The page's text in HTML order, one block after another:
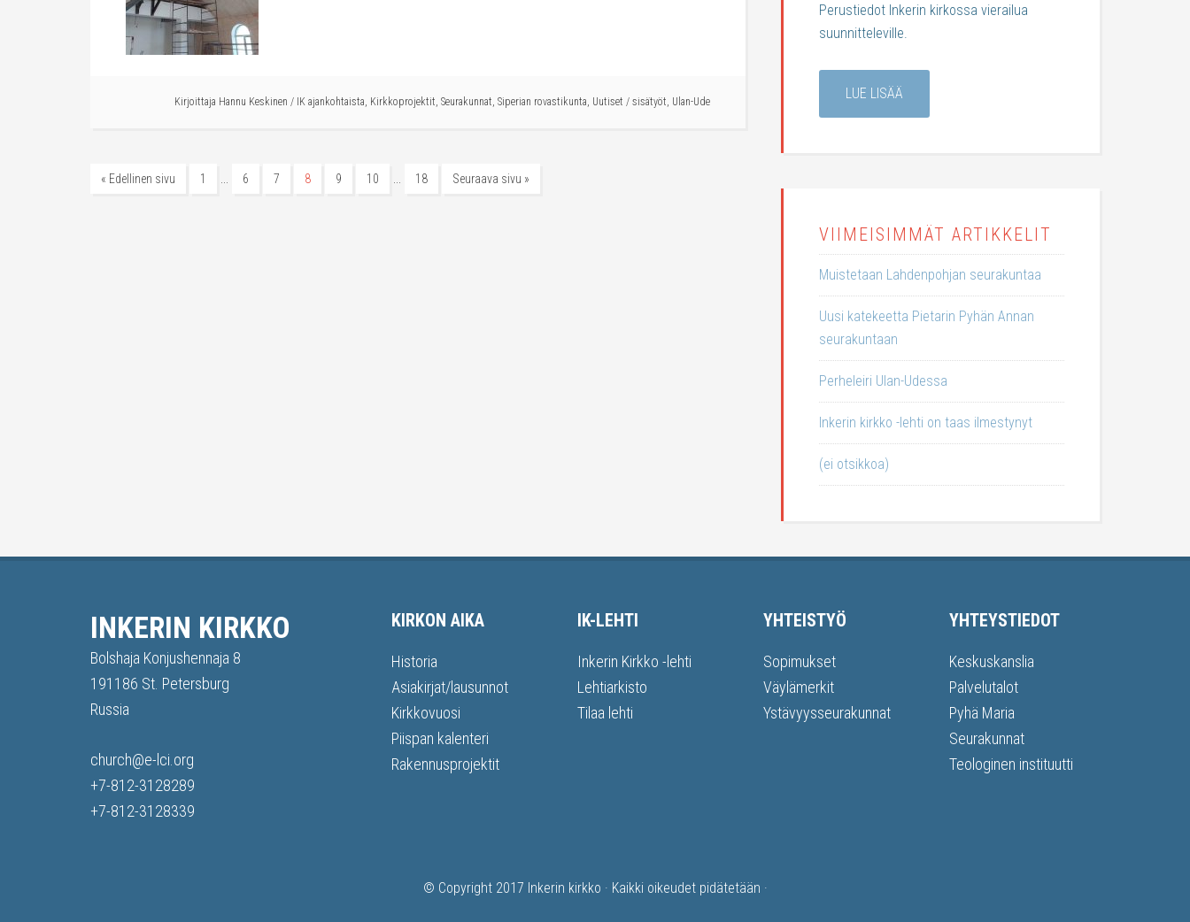
Kirjoittaja Hannu Keskinen / IK ajankohtaista, Kirkkoprojektit, Seurakunnat, Siperian rovastikunta, Uutiset / sisätyöt, Ulan-Ude
« Edellinen sivu 1 6 7 8 9 10 18 Seuraava sivu »
Perustiedot Inkerin kirkossa vierailua
suunnitteleville.
LUE LISÄÄ
VIIMEISIMMÄT ARTIKKELIT
Muistetaan Lahdenpohjan seurakuntaa
Uusi katekeetta Pietarin Pyhän Annan
seurakuntaan
Perheleiri Ulan-Udessa
Inkerin kirkko -lehti on taas ilmestynyt
(ei otsikkoa)
INKERIN KIRKKO
Bolshaja Konjushennaja 8
191186 St. Petersburg
Russia
church@e-lci.org
+7-812-3128289
+7-812-3128339
KIRKON AIKA
Historia
Asiakirjat/lausunnot
Kirkkovuosi
Piispan kalenteri
Rakennusprojektit
IK-LEHTI
Inkerin Kirkko -lehti
Lehtiarkisto
Tilaa lehti
YHTEISTYÖ
Sopimukset
Väylämerkit
Ystävyysseurakunnat
YHTEYSTIEDOT
Keskuskanslia
Palvelutalot
Pyhä Maria
Seurakunnat
Teologinen instituutti
© Copyright 2017 Inkerin kirkko · Kaikki oikeudet pidätetään ·